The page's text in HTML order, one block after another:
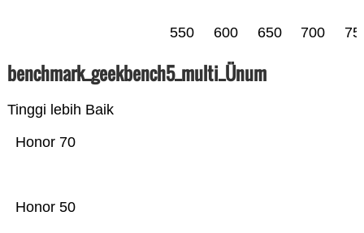
550 600 650 700
benchmark_geekbench5_multi_Ünum
Tinggi lebih Baik
Honor 50
Honor 70